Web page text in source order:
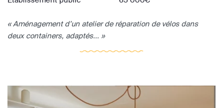
« Aménagement d’un atelier de réparation de vélos dans
deux containers, adaptés... »